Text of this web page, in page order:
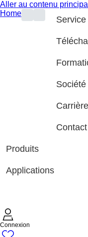
Aller au contenu principal
Home
Service
Société
Carrière
Contact
Produits
Applications
Connexion